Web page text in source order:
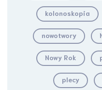
kolonoskopia
nowotwory
Nowy Rok
plecy